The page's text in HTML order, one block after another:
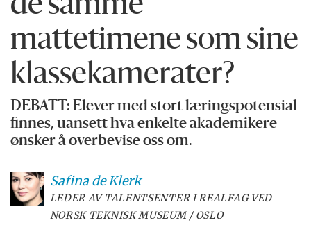
de samme
mattetimene som sine
klassekamerater?
DEBATT: Elever med stort læringspotensial
finnes, uansett hva enkelte akademikere
ønsker å overbevise oss om.
Safina de Klerk
LEDER AV TALENTSENTER I REALFAG VED
NORSK TEKNISK MUSEUM / OSLO